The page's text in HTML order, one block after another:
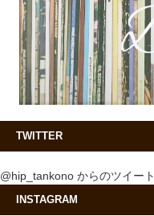
TWITTER
@hip_tankono からのツイート
INSTAGRAM